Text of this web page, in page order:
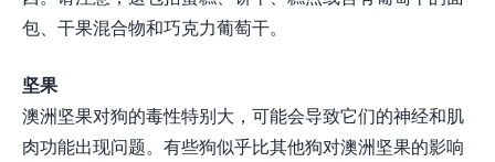
包、干果混合物和巧克力葡萄干。
坚果
澳洲坚果对狗的毒性特别大，可能会导致它们的神经和肌
肉功能出现问题。有些狗似乎比其他狗对澳洲坚果的影响